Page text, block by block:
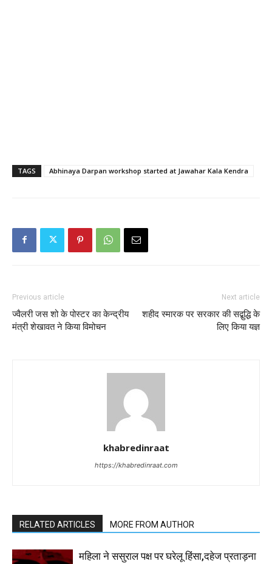
TAGS Abhinaya Darpan workshop started at Jawahar Kala Kendra
Previous article
ज्वैलरी जस शो के पोस्टर का केन्द्रीय
मंत्री शेखावत ने किया विमोचन
Next article
शहीद स्मारक पर सरकार की सद्बुद्धि के
लिए किया यज्ञ
khabredinraat
https://khabredinraat.com
RELATED ARTICLES MORE FROM AUTHOR
महिला ने ससुराल पक्ष पर घरेलू हिंसा,दहेज प्रताड़ना